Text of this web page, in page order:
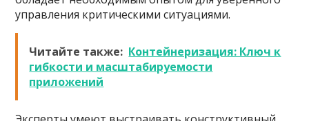
управления критическими ситуациями.
Читайте также: Контейнеризация: Ключ к
гибкости и масштабируемости
приложений